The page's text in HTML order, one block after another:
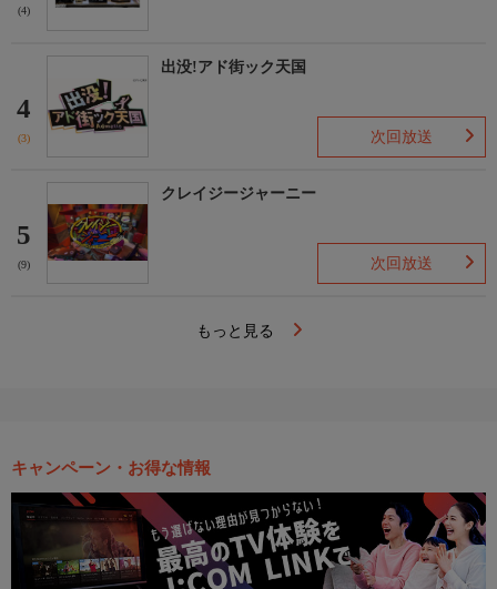
(4)
4
(3)
出没!アド街ック天国
次回放送
5
(9)
クレイジージャーニー
次回放送
もっと見る
キャンペーン・お得な情報